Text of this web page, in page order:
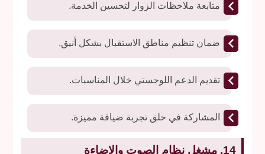
متابعة ملاحظات الزوار لتحسين الخدمة.
ضمان تنظيم مناطق الاستقبال بشكل أنيق.
تقديم الدعم اللوجستي خلال المناسبات.
المشاركة في خلق تجربة ضيافة مميزة.
14. مشغل نظام الصوت والإضاءة